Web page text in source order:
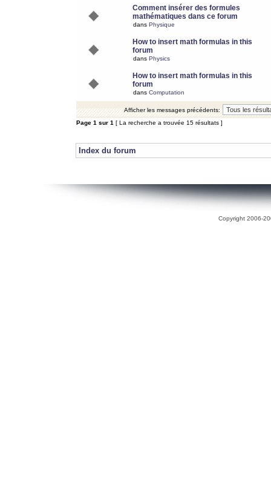
Comment insérer des formules
mathématiques dans ce forum
dans Physique
How to insert math formulas in this
forum
dans Physics
How to insert math formulas in this
forum
dans Computation
Afficher les messages précédents:
Page 1 sur 1 [ La recherche a trouvée 15 résultats ]
Index du forum
Copyright 2006-